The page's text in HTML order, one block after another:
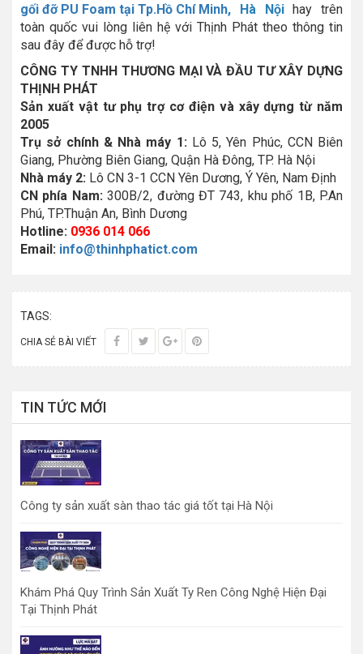
gối đỡ PU Foam tại Tp.Hồ Chí Minh, Hà Nộihay trên
toàn quốc vui lòng liên hệ với Thịnh Phát theo thông tin
sau đây để được hỗ trợ!
CÔNG TY TNHH THƯƠNG MẠI VÀ ĐẦU TƯ XÂY DỰNG
THỊNH PHÁT
Sản xuất vật tư phụ trợ cơ điện và xây dựng từ năm
2005
Trụ sở chính & Nhà máy 1: Lô 5, Yên Phúc, CCN Biên
Giang, Phường Biên Giang, Quận Hà Đông, TP. Hà Nội
Nhà máy 2: Lô CN 3-1 CCN Yên Dương, Ý Yên, Nam Định
CN phía Nam:300B/2, đường ĐT 743, khu phố 1B, P.An
Phú, TP.Thuận An, Bình Dương
Hotline: 0936 014 066
Email: info@thinhphatict.com
TAGS:
CHIA SẺ BÀI VIẾT
TIN TỨC MỚI
Công ty sản xuất sàn thao tác giá tốt tại Hà Nội
Khám Phá Quy Trình Sản Xuất Ty Ren Công Nghệ Hiện Đại
Tại Thịnh Phát